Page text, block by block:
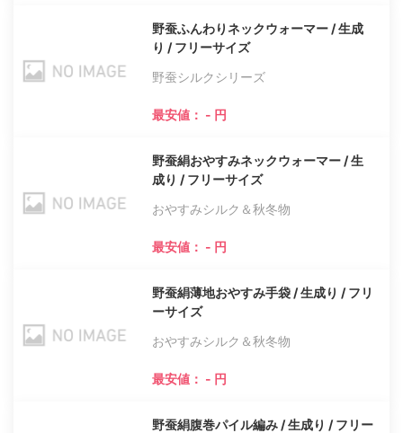
野蚕ふんわりネックウォーマー / 生成
り / フリーサイズ
野蚕シルクシリーズ
最安値： - 円
野蚕絹おやすみネックウォーマー / 生
成り / フリーサイズ
おやすみシルク＆秋冬物
最安値： - 円
野蚕絹薄地おやすみ手袋 / 生成り / フリ
ーサイズ
おやすみシルク＆秋冬物
最安値： - 円
野蚕絹腹巻パイル編み / 生成り / フリー